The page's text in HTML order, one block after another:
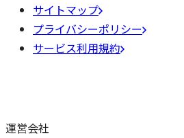
サイトマップ
プライバシーポリシー
サービス利用規約
運営会社